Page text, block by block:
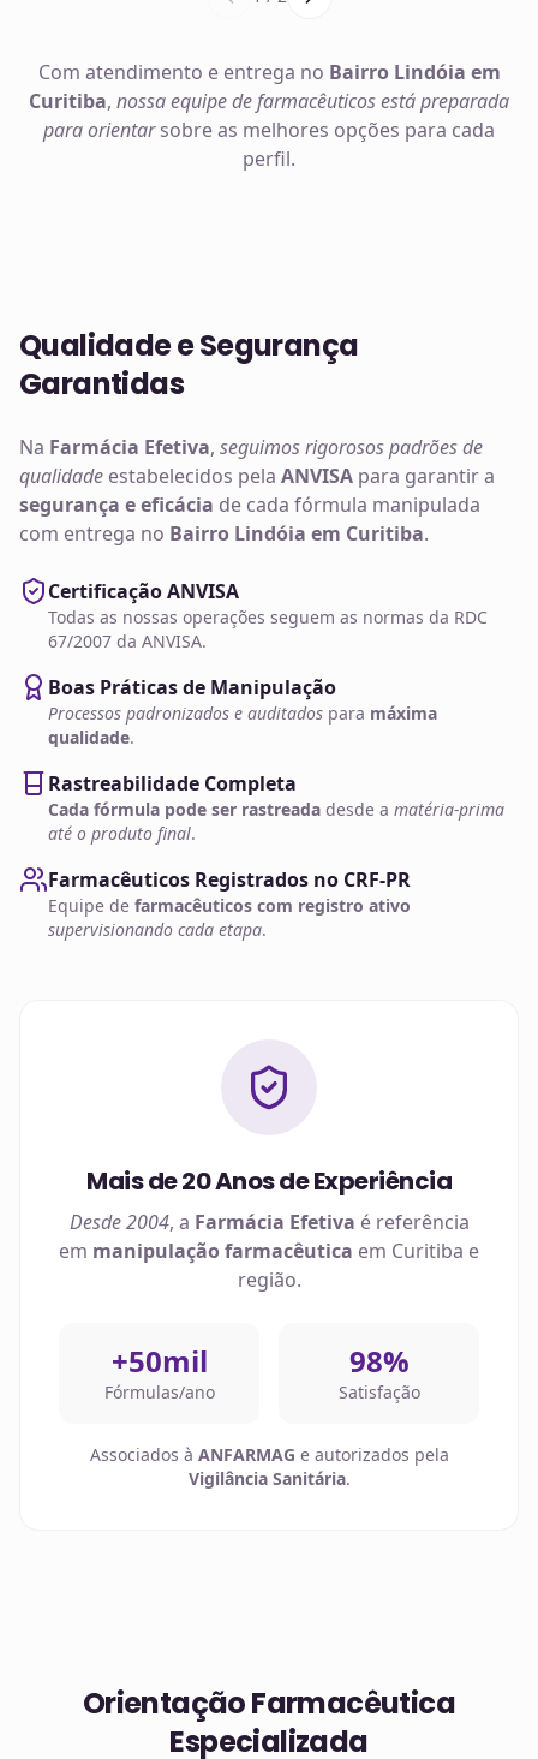
Com atendimento e entrega no Bairro Lindóia em
Curitiba, nossa equipe de farmacêuticos está preparada
para orientarsobre as melhores opções para cada
perfil.
Qualidade e Segurança
Garantidas
Na Farmácia Efetiva, seguimos rigorosos padrões de
qualidade estabelecidos pela ANVISA para garantir a
segurança e eficácia de cada fórmula manipulada
com entrega no Bairro Lindóia em Curitiba.
Certificação ANVISA
Todas as nossas operações seguem as normas da RDC
67/2007 da ANVISA.
Boas Práticas de Manipulação
Processos padronizados e auditados para máxima
qualidade.
Rastreabilidade Completa
Cada fórmula pode ser rastreada desde a matéria-prima
até o produto final.
Farmacêuticos Registrados no CRF-PR
Equipe de farmacêuticos com registro ativo
supervisionando cada etapa.
Mais de 20 Anos de Experiência
Desde 2004, a Farmácia Efetiva é referência
em manipulação farmacêutica em Curitiba e
região.
+50mil
Fórmulas/ano
98%
Satisfação
Associados à ANFARMAG e autorizados pela
Vigilância Sanitária.
Orientação Farmacêutica
Especializada